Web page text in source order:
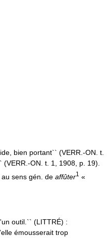
bien portant`` (VERR.-ON. t.
ON. t. 1, 1908, p. 19).
sens gén. de affûter1 «
outil.`` (LITTRÉ) :
émousserait trop